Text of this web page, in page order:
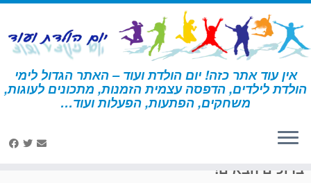
דלג
לתוכן
אין עוד אתר כזה! יום הולדת ועוד – האתר הגדול לימי
הולדת לילדים, הדפסה עצמית הזמנות, מתכונים לעוגות,
משחקים, הפתעות, הפעלות ועוד… דף הבית » מסכות דינוזאור
ברוכים הבאים!